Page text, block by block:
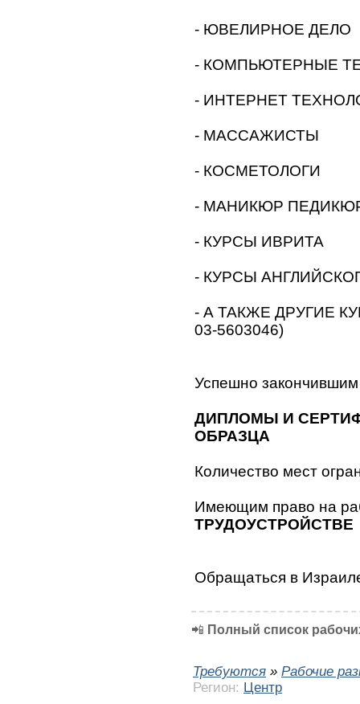
- ЮВЕЛИРНОЕ ДЕЛО
- КОМПЬЮТЕРНЫЕ
- ИНТЕРНЕТ
- МАССАЖИСТЫ
- КОСМЕТОЛОГИ
- МАНИКЮР
- КУРСЫ ИВРИТА
- КУРСЫ
- А ТАКЖЕ ДРУГИЕ
03-5603046)
Успешно
ДИПЛОМЫ И
ОБРАЗЦА
Количество мест
Имеющим право на
ТРУДОУСТРОЙСТВЕ
Обращаться в
📲 Полный список
Требуются » Рабочие
Регион: Центр